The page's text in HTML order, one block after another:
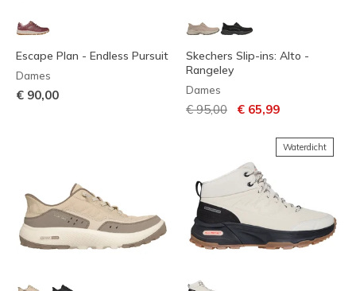
Escape Plan - Endless Pursuit
Dames
€ 90,00
Skechers Slip-ins: Alto -
Rangeley
Dames
Prijs verlaagd van
€ 95,00 naar
€ 65,99
Waterdicht